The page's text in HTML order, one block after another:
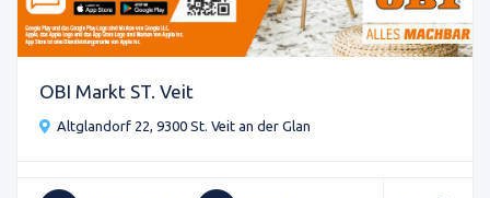
OBI Markt ST. Veit
Altglandorf 22, 9300 St. Veit an der Glan